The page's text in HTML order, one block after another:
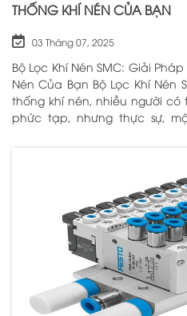
THỐNG KHÍ NÉN CỦA BẠN
03 Tháng 07, 2025
Bộ Lọc Khí Nén SMC: Giải
Nén Của Bạn Bộ Lọc Khí Nén SMC Là Gì? Khi nhắc đến hệ
thống khí nén, nhiều người
phức tạp, nhưng thực sự,